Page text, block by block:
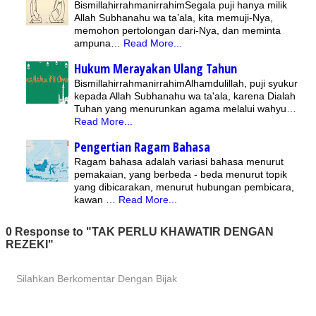
BismillahirrahmanirrahimSegala puji hanya milik
Allah Subhanahu wa ta’ala, kita memuji-Nya,
memohon pertolongan dari-Nya, dan meminta
ampuna… Read More...
Hukum Merayakan Ulang Tahun
BismillahirrahmanirrahimAlhamdulillah, puji syukur
kepada Allah Subhanahu wa ta'ala, karena Dialah
Tuhan yang menurunkan agama melalui wahyu…
Read More...
Pengertian Ragam Bahasa
Ragam bahasa adalah variasi bahasa menurut
pemakaian, yang berbeda - beda menurut topik
yang dibicarakan, menurut hubungan pembicara,
kawan … Read More...
0 Response to "TAK PERLU KHAWATIR DENGAN
REZEKI"
Silahkan Berkomentar Dengan Bijak